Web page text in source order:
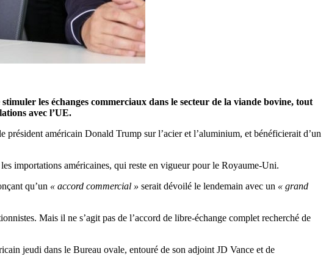
les échanges commerciaux dans le secteur de la viande bovine, tout
avec l’UE.
américain Donald Trump sur l’acier et l’aluminium, et bénéficierait d’un
importations américaines, qui reste en vigueur pour le Royaume-Uni.
qu’un « accord commercial » serait dévoilé le lendemain avec un « grand
Mais il ne s’agit pas de l’accord de libre-échange complet recherché de
jeudi dans le Bureau ovale, entouré de son adjoint JD Vance et de